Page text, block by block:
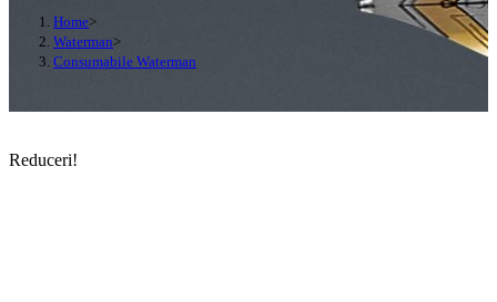
Home>
Waterman>
Consumabile Waterman
Reduceri!